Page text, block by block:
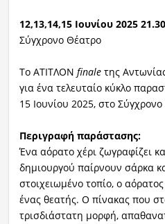
12,13,14,15 Ιουνίου 2025 21.30
Σύγχρονο Θέατρο
To ΑΤΙΤΛΟΝ finale της
για ένα τελευταίο κύκλο
15 Ιουνίου 2025, στο
Περιγραφή παράστασης:
Ένα αόρατο χέρι ζωγραφίζει
δημιουργού παίρνουν σάρκα
στοιχειωμένο τοπίο, ο
ένας θεατής. Ο πίνακας που
τρισδιάστατη μορφή,